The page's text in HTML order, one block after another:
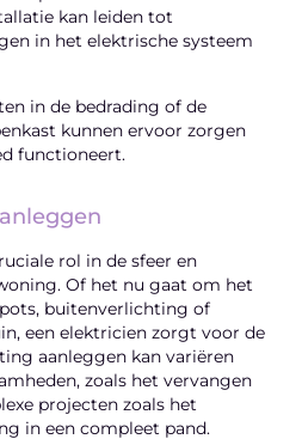
kan leiden tot
in het elektrische systeem
in de bedrading of de
kunnen ervoor zorgen
functioneert.
rol in de sfeer en
Of het nu gaat om het
buitenverlichting of
een elektricien zorgt voor de
aanleggen kan variëren
zoals het vervangen
projecten zoals het
in een compleet pand.